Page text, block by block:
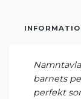
barnets
perfekt